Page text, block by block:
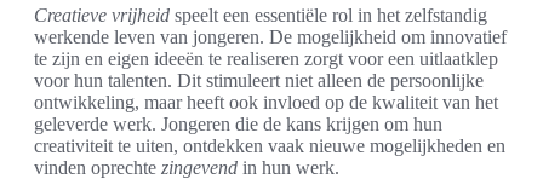
Creatieve vrijheid speelt een essentiële rol in het zelfstandig
werkende leven van jongeren. De mogelijkheid om innovatief
te zijn en eigen ideeën te realiseren zorgt voor een uitlaatklep
voor hun talenten. Dit stimuleert niet alleen de persoonlijke
ontwikkeling, maar heeft ook invloed op de kwaliteit van het
geleverde werk. Jongeren die de kans krijgen om hun
creativiteit te uiten, ontdekken vaak nieuwe mogelijkheden en
vinden oprechte zingevend in hun werk.